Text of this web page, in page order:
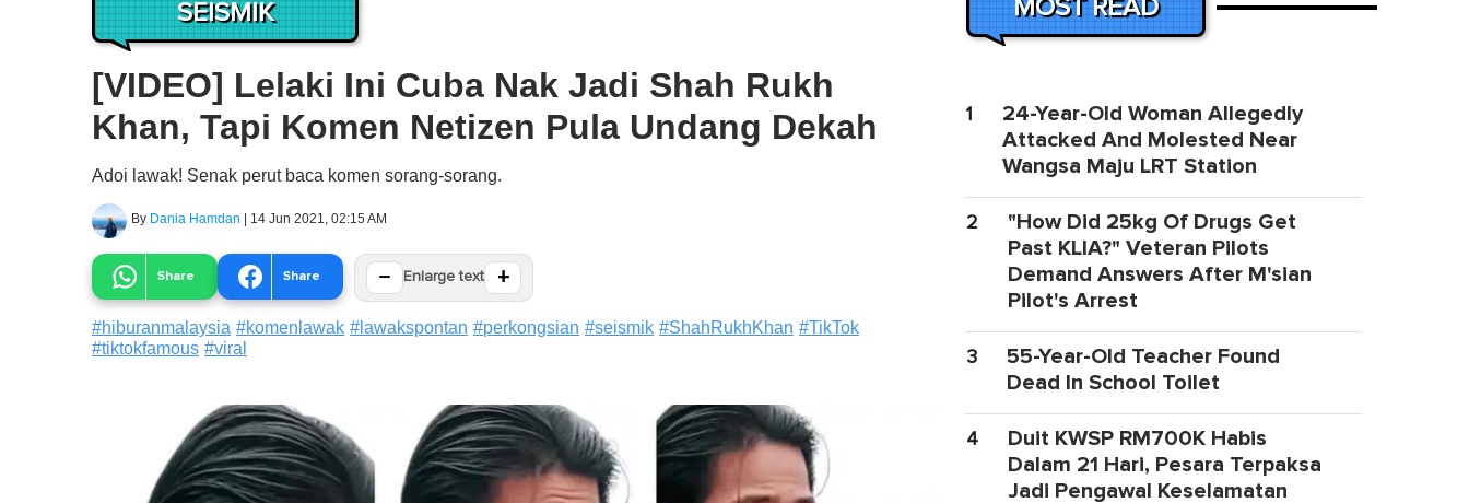
SEISMIK
[VIDEO] Lelaki Ini Cuba Nak Jadi Shah Rukh
Khan, Tapi Komen Netizen Pula Undang Dekah
Adoi lawak! Senak perut baca komen sorang-sorang.
By Dania Hamdan | 14 Jun 2021, 02:15 AM
Share Share − Enlarge text +
#hiburanmalaysia #komenlawak # lawakspontan #perkongsian #seismik #ShahRukhKhan #TikTok
#tiktokfamous #viral
MOST READ
1
24-Year-Old Woman Allegedly
Attacked And Molested Near
Wangsa Maju LRT Station
2
"How Did 25kg Of Drugs Get
Past KLIA?" Veteran Pilots
Demand Answers After M'sian
Pilot's Arrest
3
55-Year-Old Teacher Found
Dead In School Toilet
4
Duit KWSP RM700K Habis
Dalam 21 Hari, Pesara Terpaksa
Jadi Pengawal Keselamatan